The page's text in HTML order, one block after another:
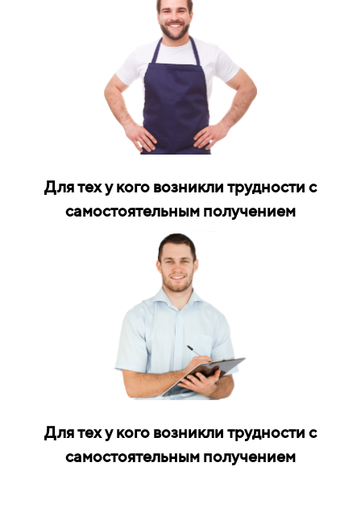
Для тех у кого возникли трудности с
самостоятельным получением
Для тех у кого возникли трудности с
самостоятельным получением